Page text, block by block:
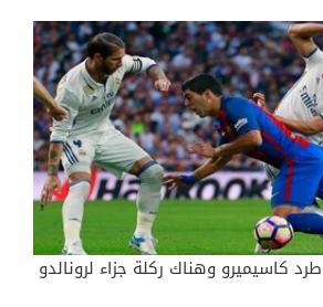
كاسيميرو وهناك ركلة جزاء لرونالدو